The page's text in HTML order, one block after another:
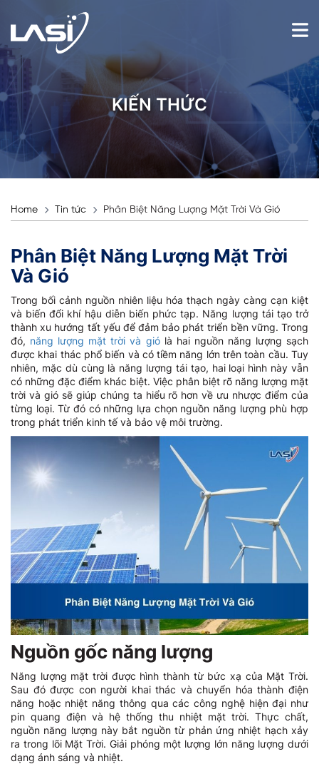
KIẾN THỨC
Home Tin tức Phân Biệt Năng Lượng Mặt Trời Và Gió
Phân Biệt Năng Lượng Mặt Trời
Và Gió
Trong bối cảnh nguồn nhiên liệu hóa thạch ngày càng cạn kiệt
và biến đổi khí hậu diễn biến phức tạp. Năng lượng tái tạo trở
thành xu hướng tất yếu để đảm bảo phát triển bền vững. Trong
đó, năng lượng mặt trời và giólà hai nguồn năng lượng sạch
được khai thác phổ biến và có tiềm năng lớn trên toàn cầu. Tuy
nhiên, mặc dù cùng là năng lượng tái tạo, hai loại hình này vẫn
có những đặc điểm khác biệt. Việc phân biệt rõ năng lượng mặt
trời và gió sẽ giúp chúng ta hiểu rõ hơn về ưu nhược điểm của
từng loại. Từ đó có những lựa chọn nguồn năng lượng phù hợp
trong phát triển kinh tế và bảo vệ môi trường.
Nguồn gốc năng lượng
Năng lượng mặt trời được hình thành từ bức xạ của Mặt Trời.
Sau đó được con người khai thác và chuyển hóa thành điện
năng hoặc nhiệt năng thông qua các công nghệ hiện đại như
pin quang điện và hệ thống thu nhiệt mặt trời. Thực chất,
nguồn năng lượng này bắt nguồn từ phản ứng nhiệt hạch xảy
ra trong lõi Mặt Trời. Giải phóng một lượng lớn năng lượng dưới
dạng ánh sáng và nhiệt.